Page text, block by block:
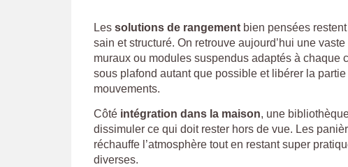
Les solutions de rangement bien pensées
sain et structuré. On retrouve aujourd’hui une
muraux ou modules suspendus adaptés à chaque
sous plafond autant que possible et libérer la
mouvements.
Côté intégration dans la maison, une
dissimuler ce qui doit rester hors de vue. Les
réchauffe l’atmosphère tout en restant super
diverses.